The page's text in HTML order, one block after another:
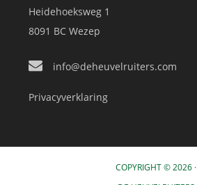
Heidehoeksweg 1
8091 BC Wezep
info@deheuvelruiters.com
Privacyverklaring
COPYRIGHT © 2026 ·